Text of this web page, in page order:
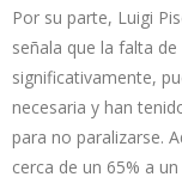
Por su parte, Luigi
señala que la falta
significativamente,
necesaria y han
para no paralizarse.
cerca de un 65% a